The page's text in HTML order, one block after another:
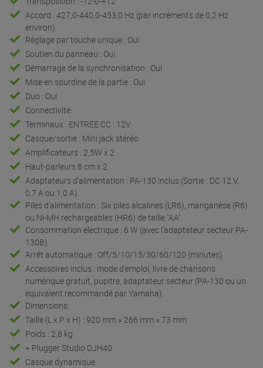
Accord : 427,0-440,0-453,0 Hz (par incréments de 0,2 Hz
environ)
Réglage par touche unique : Oui
Soutien du panneau : Oui
Démarrage de la synchronisation : Oui
Mise en sourdine de la partie : Oui
Duo : Oui
Connectivité:
Terminaux : ENTRÉE CC : 12V
Casque/sortie : Mini jack stéréo
Amplificateurs : 2,5W x 2
Haut-parleurs 8 cm x 2
Adaptateurs d'alimentation : PA-130 inclus (Sortie : DC 12 V,
0,7 A ou 1,0 A)
Piles d'alimentation : Six piles alcalines (LR6), manganèse (R6)
ou Ni-MH rechargeables (HR6) de taille "AA".
Consommation électrique : 6 W (avec l'adaptateur secteur PA-
130B)
Arrêt automatique : Off/5/10/15/30/60/120 (minutes)
Accessoires inclus : mode d'emploi, livre de chansons
numérique gratuit, pupitre, adaptateur secteur (PA-130 ou un
équivalent recommandé par Yamaha).
Dimensions:
Taille (L x P x H) : 920 mm × 266 mm × 73 mm
Poids : 2,8 kg
+ Plugger Studio DJH40
Casque dynamique